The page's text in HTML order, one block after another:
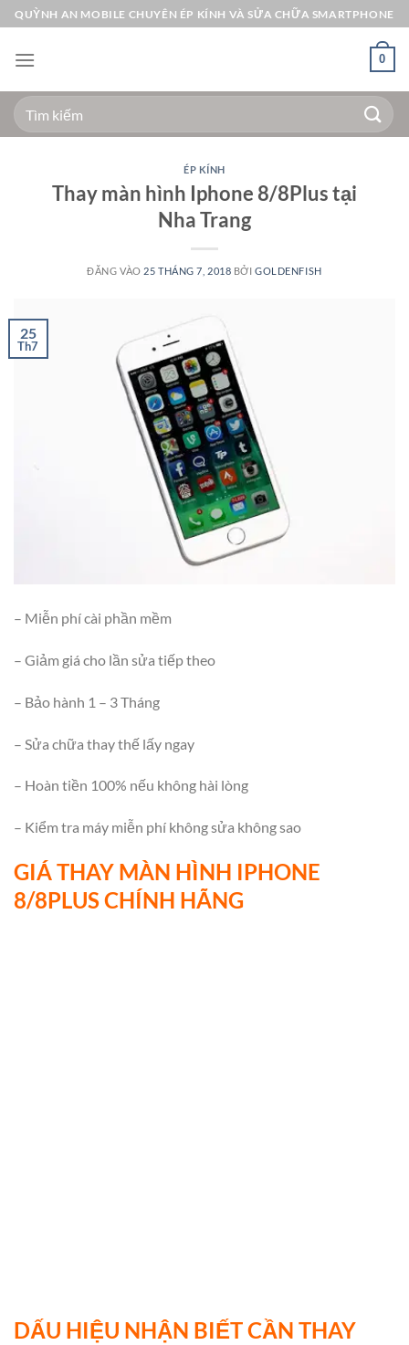
Bỏ
qua
nội
QUỲNH AN MOBILE CHUYÊN ÉP KÍNH VÀ SỬA CHỮA SMARTPHONE
0
Tìm
kiếm:
ÉP KÍNH
Thay màn hình Iphone 8/8Plus tại
Nha Trang
ĐĂNG VÀO 25 THÁNG 7, 2018 BỞIGOLDENFISH
25
Th7
– Miễn phí cài phần mềm
– Giảm giá cho lần sửa tiếp theo
– Bảo hành 1 – 3 Tháng
– Sửa chữa thay thế lấy ngay
– Hoàn tiền 100% nếu không hài lòng
– Kiểm tra máy miễn phí không sửa không sao
GIÁ THAY MÀN HÌNH IPHONE
8/8PLUS CHÍNH HÃNG
DẤU HIỆU NHẬN BIẾT CẦN THAY